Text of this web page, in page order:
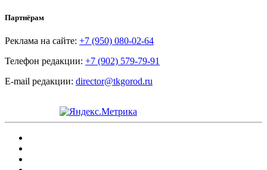
Партнёрам
Реклама на сайте: +7 (950) 080-02-64
Телефон редакции: +7 (902) 579-79-91
E-mail редакции: director@tkgorod.ru